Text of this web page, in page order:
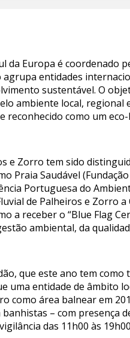
da Europa é coordenado
entidades
sustentável. O
ambiente local, regional
reconhecido como um
e Zorro tem sido
Praia Saudável
Portuguesa do
de Palheiros e Zorro
a receber o “Blue Flag
ambiental, da
que este ano tem como
uma entidade de âmbito
como área balnear em
banhistas – com presença
das 11h00 às